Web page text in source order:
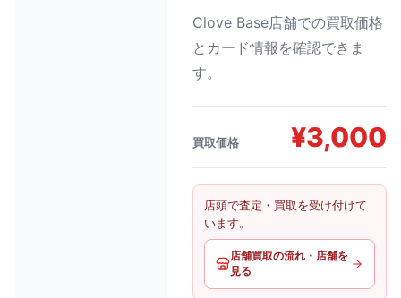
Clove Base店舗での買取価格
とカード情報を確認できま
す。
買取価格 ¥3,000
店頭で査定・買取を受け付けて
います。
店舗買取の流れ・店舗を
見る